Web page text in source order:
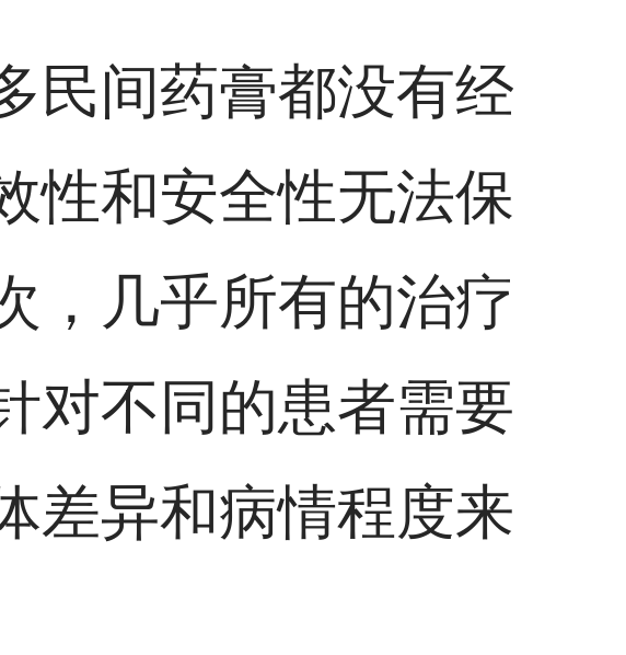
民间药膏都没有经
性和安全性无法保
，几乎所有的治疗
对不同的患者需要
差异和病情程度来